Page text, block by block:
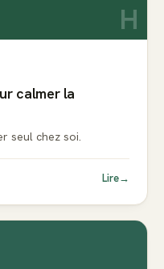
H
calmer la
seul chez soi.
Lire→